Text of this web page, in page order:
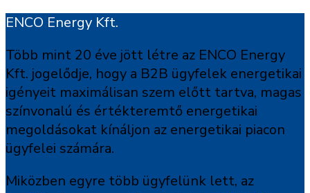
ENCO Energy Kft.
Több mint 20 éve jött létre az ENCO Energy
Kft. jogelődje, hogy a B2B ügyfelek energetikai
igényeit maximálisan szem előtt tartva, magas
színvonalú és értékteremtő energetikai
megoldásokat kínáljon az energetikai piacon
ügyfelei számára.
Miközben egyre több ügyfelünk lett, az